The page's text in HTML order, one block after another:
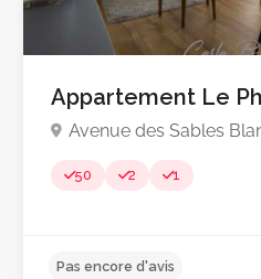
Appartement Le
Avenue des Sables
50 2 1